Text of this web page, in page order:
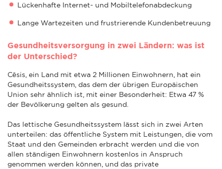
Lückenhafte Internet- und Mobiltelefonabdeckung
Lange Wartezeiten und frustrierende Kundenbetreuung
Gesundheitsversorgung in zwei Ländern: was ist
der Unterschied?
Cēsis, ein Land mit etwa 2 Millionen Einwohnern, hat ein
Gesundheitssystem, das dem der übrigen Europäischen
Union sehr ähnlich ist, mit einer Besonderheit: Etwa 47 %
der Bevölkerung gelten als gesund.
Das lettische Gesundheitssystem lässt sich in zwei Arten
unterteilen: das öffentliche System mit Leistungen, die vom
Staat und den Gemeinden erbracht werden und die von
allen ständigen Einwohnern kostenlos in Anspruch
genommen werden können, und das private